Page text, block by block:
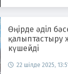
Өңірде әділ
қалыптастыру
күшейді
22 шілде 2025, 13:51